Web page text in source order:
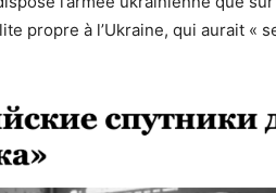
propre à l’Ukraine, qui aurait «